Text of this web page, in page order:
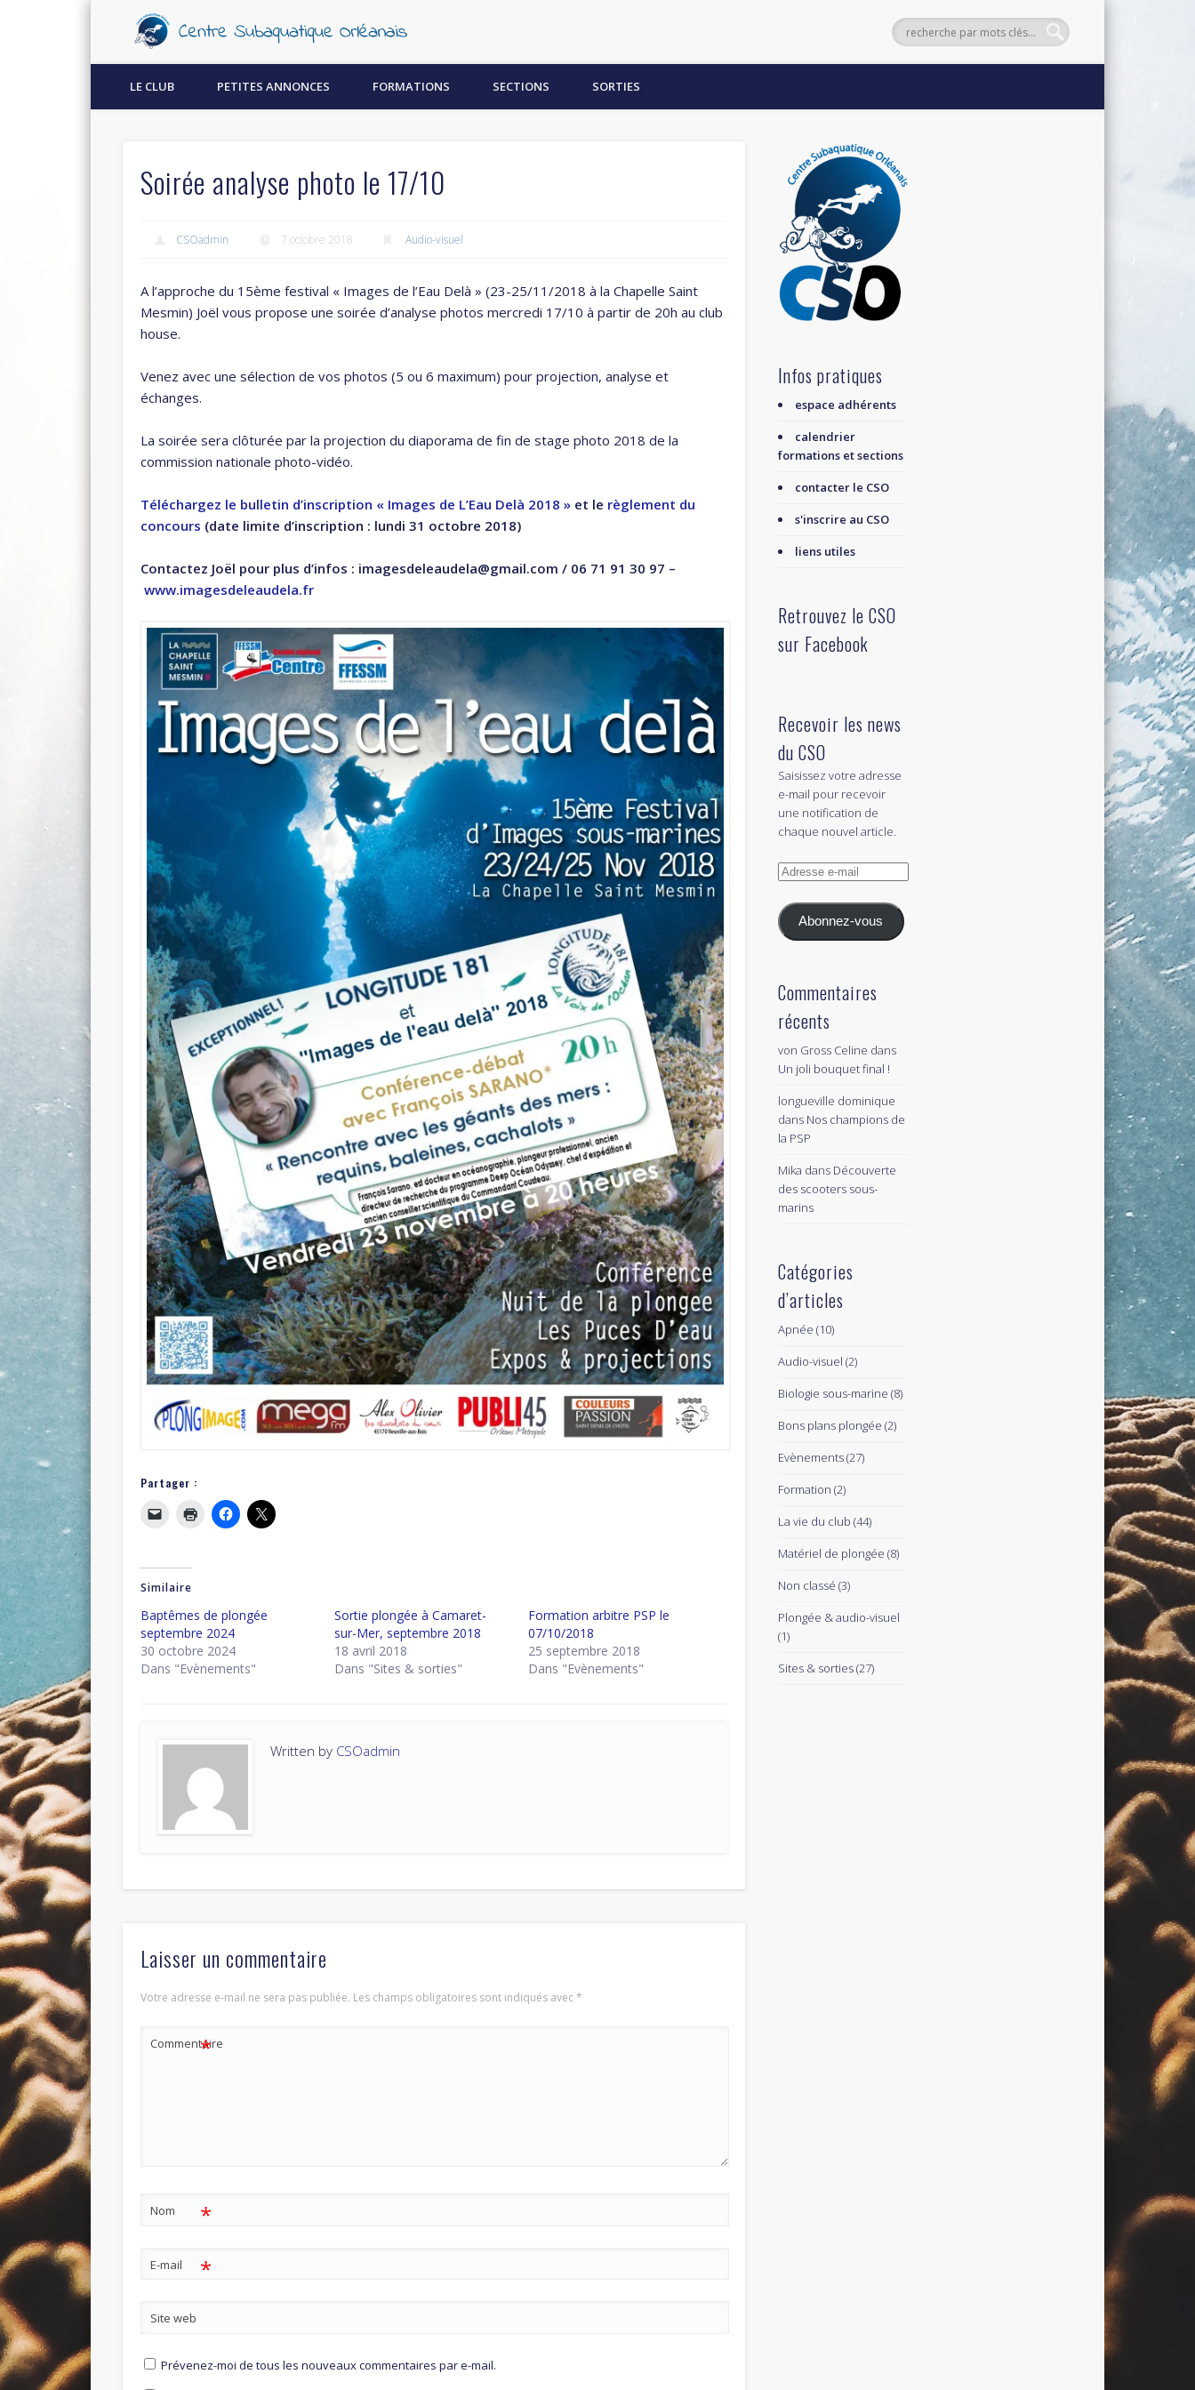
Découvrez la plongée sous-marine à Orléans !
LE CLUB PETITES ANNONCES FORMATIONS SECTIONS SORTIES
Soirée analyse photo le 17/10
CSOadmin 7 octobre 2018 Audio-visuel
A l’approche du 15ème festival « Images de l’Eau Delà » (23-25/11/2018 à la Chapelle Saint
Mesmin) Joël vous propose une soirée d’analyse photos mercredi 17/10 à partir de 20h au club
house.
Venez avec une sélection de vos photos (5 ou 6 maximum) pour projection, analyse et
échanges.
La soirée sera clôturée par la projection du diaporama de fin de stage photo 2018 de la
commission nationale photo-vidéo.
Téléchargez le bulletin d’inscription « Images de L’Eau Delà 2018 » et le règlement du
concours (date limite d’inscription : lundi 31 octobre 2018)
Contactez Joël pour plus d’infos : imagesdeleaudela@gmail.com / 06 71 91 30 97 –
www.imagesdeleaudela.fr
Partager :
Similaire
Baptêmes de plongée
septembre 2024
30 octobre 2024
Dans "Evènements"
Sortie plongée à Camaret-
sur-Mer, septembre 2018
18 avril 2018
Dans "Sites & sorties"
Formation arbitre PSP le
07/10/2018
25 septembre 2018
Dans "Evènements"
Written by CSOadmin
Laisser un commentaire
Votre adresse e-mail ne sera pas publiée. Les champs obligatoires sont indiqués avec*
Commentaire
*
Nom *
E-mail *
Site web
Prévenez-moi de tous les nouveaux commentaires par e-mail.
Infos pratiques
espace adhérents
calendrier
formations et sections
contacter le CSO
s'inscrire au CSO
liens utiles
Retrouvez le CSO
sur Facebook
Recevoir les news
du CSO
Saisissez votre adresse
e-mail pour recevoir
une notification de
chaque nouvel article.
Adresse
mail
Abonnez-vous
Commentaires
récents
von Gross Celine dans
Un joli bouquet final !
longueville dominique
dans Nos champions de
la PSP
Mika dans Découverte
des scooters sous-
marins
Catégories
d’articles
Apnée (10)
Audio-visuel (2)
Biologie sous-marine (8)
Bons plans plongée (2)
Evènements(27)
Formation (2)
La vie du club (44)
Matériel de plongée (8)
Non classé (3)
Plongée & audio-visuel
(1)
Sites & sorties(27)